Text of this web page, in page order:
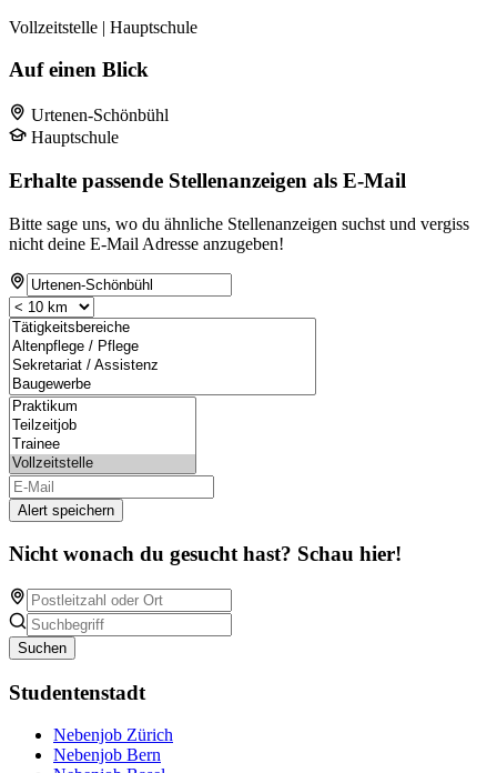
Vollzeitstelle | Hauptschule
Auf einen Blick
Urtenen-Schönbühl
Hauptschule
Erhalte passende Stellenanzeigen als E-Mail
Bitte sage uns, wo du ähnliche Stellenanzeigen suchst und vergiss
nicht deine E-Mail Adresse anzugeben!
Alert speichern
Nicht wonach du gesucht hast? Schau hier!
Suchen
Studentenstadt
Nebenjob Zürich
Nebenjob Bern